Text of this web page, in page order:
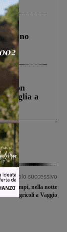
il
la figlia a
Articolo successivo
nei campi, nella notte
agricoli a Vaggio